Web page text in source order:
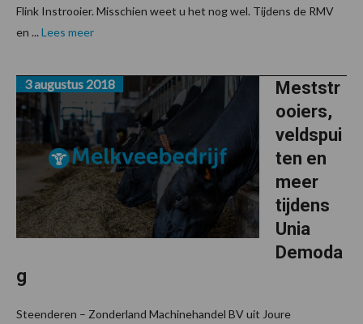
Flink Instrooier. Misschien weet u het nog wel. Tijdens de RMV
en ... Lees meer
Meststr
ooiers,
veldspui
ten en
meer
tijdens
Unia
Demoda
g
3 augustus 2018
Steenderen – Zonderland Machinehandel BV uit Joure